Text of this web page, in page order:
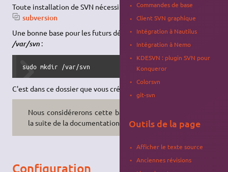
Toute installation de SVN nécessitera l'installation du paquet
subversion
Une bonne base pour les futurs dépôts ("repository ") est
/var/svn :
sudo mkdir /var/svn
C'est dans ce dossier que vous créerez vos futurs
Nous considérerons cette base pour
la suite de la documentation.
Configuration
Commandes de base
Client SVN graphique
Intégration à Nautilus
Intégration à Nemo
KDESVN : plugin SVN pour
Konqueror
Colorsvn
git-svn
Outils de la page
Afficher le texte source
Anciennes révisions